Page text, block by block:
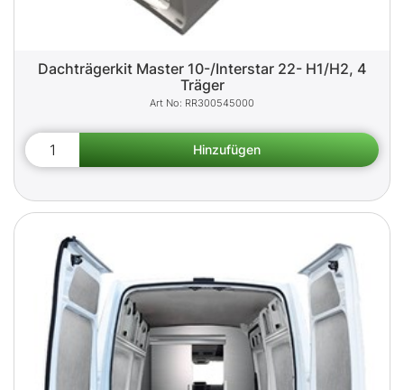
Dachträgerkit Master 10-/Interstar 22- H1/H2, 4
Träger
RR300545000